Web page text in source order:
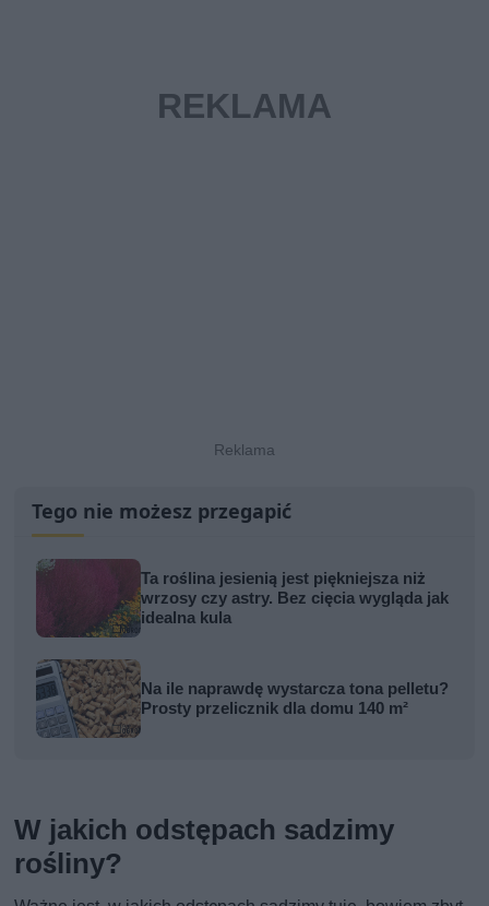
Tego nie możesz przegapić
Ta roślina jesienią jest piękniejsza niż
wrzosy czy astry. Bez cięcia wygląda jak
idealna kula
Na ile naprawdę wystarcza tona pelletu?
Prosty przelicznik dla domu 140 m²
W jakich odstępach sadzimy
rośliny?